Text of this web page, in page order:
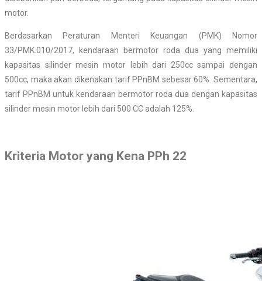
motor.
Berdasarkan Peraturan Menteri Keuangan (PMK) Nomor
33/PMK.010/2017, kendaraan bermotor roda dua yang memiliki
kapasitas silinder mesin motor lebih dari 250cc sampai dengan
500cc, maka akan dikenakan tarif PPnBM sebesar 60%. Sementara,
tarif PPnBM untuk kendaraan bermotor roda dua dengan kapasitas
silinder mesin motor lebih dari 500 CC adalah 125%.
Kriteria Motor yang Kena PPh 22